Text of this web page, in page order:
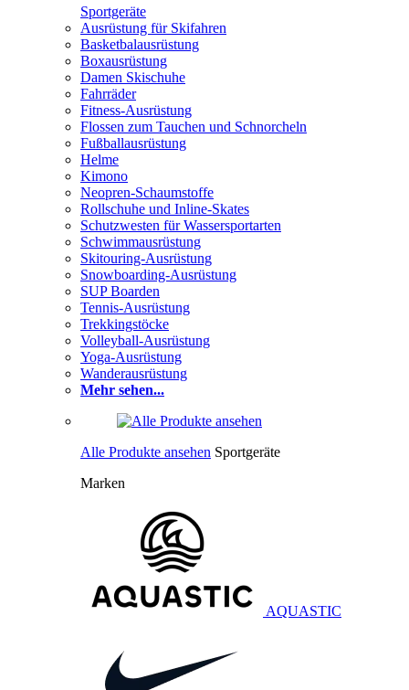
Sportgeräte
Ausrüstung für Skifahren
Basketbalausrüstung
Boxausrüstung
Damen Skischuhe
Fahrräder
Fitness-Ausrüstung
Flossen zum Tauchen und Schnorcheln
Fußballausrüstung
Helme
Kimono
Neopren-Schaumstoffe
Rollschuhe und Inline-Skates
Schutzwesten für Wassersportarten
Schwimmausrüstung
Skitouring-Ausrüstung
Snowboarding-Ausrüstung
SUP Boarden
Tennis-Ausrüstung
Trekkingstöcke
Volleyball-Ausrüstung
Yoga-Ausrüstung
Wanderausrüstung
Mehr sehen...
Alle Produkte ansehen Sportgeräte
Marken
AQUASTIC